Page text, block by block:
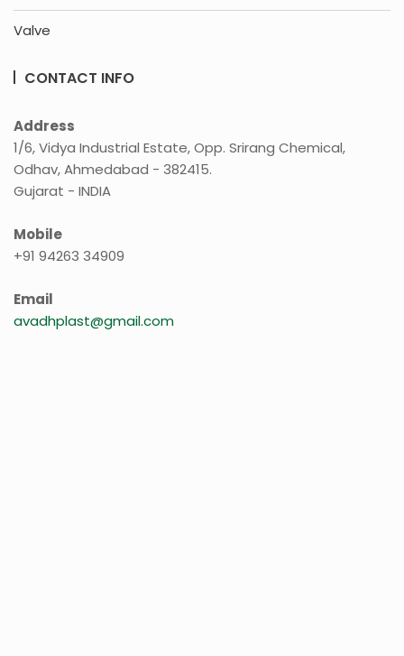
Valve
CONTACT INFO
Address
1/6, Vidya Industrial Estate, Opp. Srirang Chemical,
Odhav, Ahmedabad - 382415.
Gujarat - INDIA
Mobile
+91 94263 34909
Email
avadhplast@gmail.com